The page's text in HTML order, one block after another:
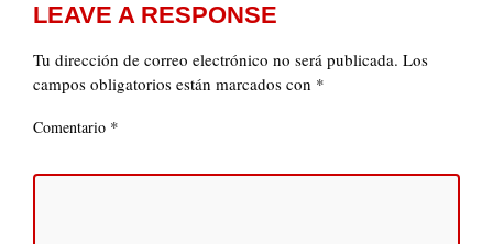
LEAVE A RESPONSE
Tu dirección de correo electrónico no será publicada. Los
campos obligatorios están marcados con *
Comentario *